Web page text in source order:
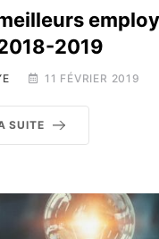
2019
11 FÉVRIER 2019
SUITE